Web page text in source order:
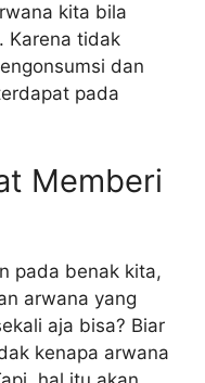
kita bila
Karena tidak
dan
pada
Memberi
pada benak kita,
arwana yang
aja bisa? Biar
kenapa arwana